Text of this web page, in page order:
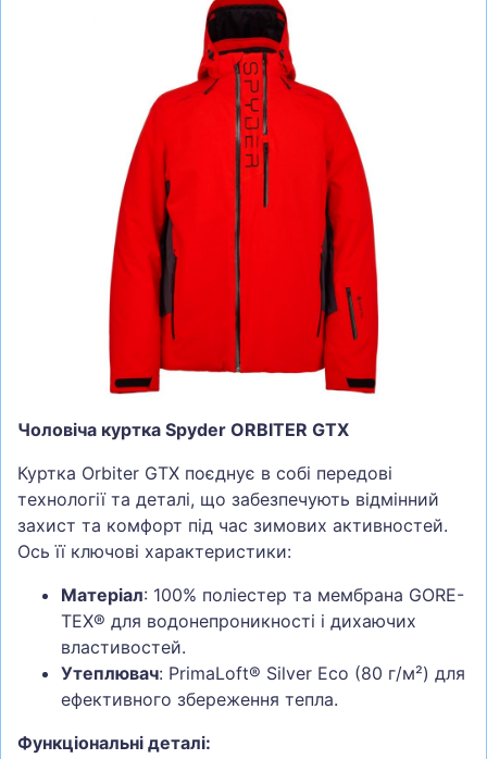
ШОЛОМИ, ЗАХИСТ, ОКУЛЯРИ
БІГ, ФІТНЕС, М'ЯЧІ
ВЕЛОСИПЕДИ
САМОКАТИ
ТЕНІС, БАДМІНТОН
ВОДНІ ВИДИ СПОРТУ
ТУРИЗМ
Чоловіча куртка Spyder ORBITER GTX
Куртка Orbiter GTX поєднує в собі передові
технології та деталі, що забезпечують відмінний
захист та комфорт під час зимових активностей.
Ось її ключові характеристики:
Матеріал: 100% поліестер та мембрана GORE-
TEX® для водонепроникності і дихаючих
властивостей.
Утеплювач: PrimaLoft® Silver Eco (80 г/м²) для
ефективного збереження тепла.
Функціональні деталі: